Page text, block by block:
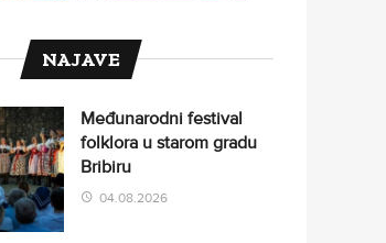
NAJAVE
Međunarodni festival
folklora u starom gradu
Bribiru
04.08.2026